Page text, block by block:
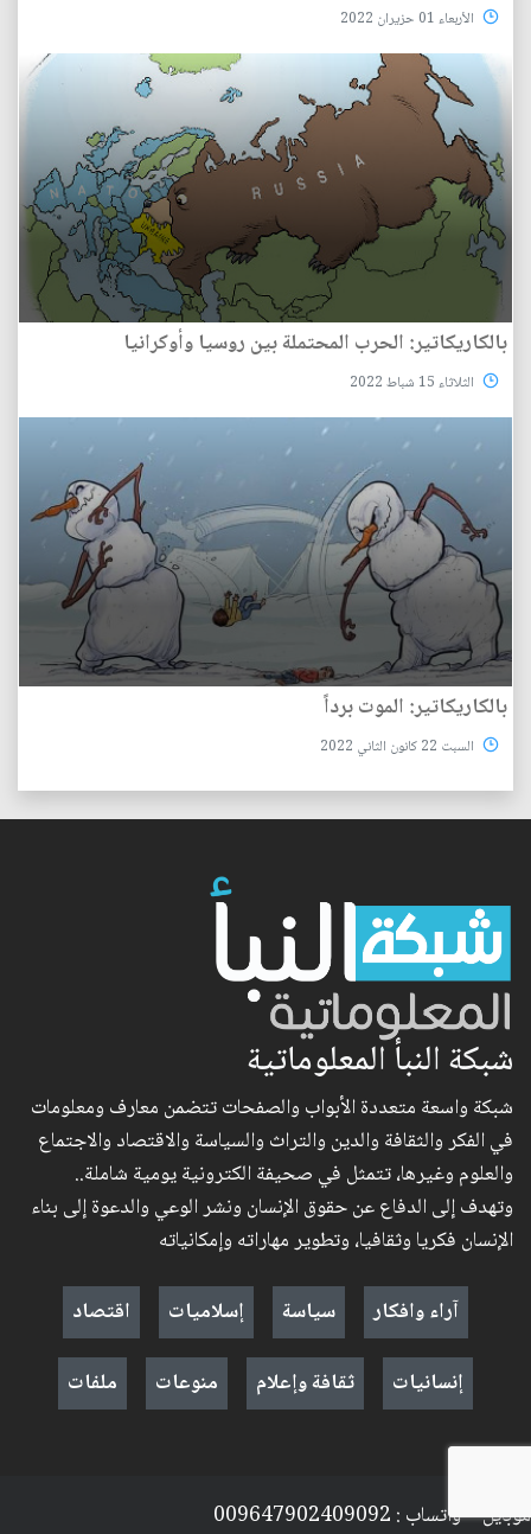
الأربعاء 01 حزيران 2022
بالكاريكاتير: الحرب المحتملة بين روسيا وأوكرانيا
الثلاثاء 15 شباط 2022
بالكاريكاتير: الموت برداً
السبت 22 كانون الثاني 2022
شبكة النبأ المعلوماتية
شبكة واسعة متعددة الأبواب والصفحات تتضمن معارف ومعلومات
في الفكر والثقافة والدين والتراث والسياسة والاقتصاد والاجتماع
والعلوم وغيرها، تتمثل في صحيفة الكترونية يومية شاملة..
وتهدف إلى الدفاع عن حقوق الإنسان ونشر الوعي والدعوة إلى بناء
الإنسان فكريا وثقافيا، وتطوير مهاراته وإمكانياته
آراء وافكار
سياسة إسلاميات
اقتصاد
إنسانيات
ثقافة وإعلام منوعات ملفات
موبايل + واتساب : 009647902409092